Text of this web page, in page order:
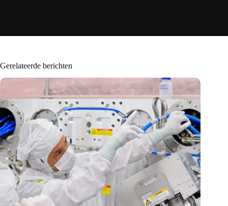
Gerelateerde berichten